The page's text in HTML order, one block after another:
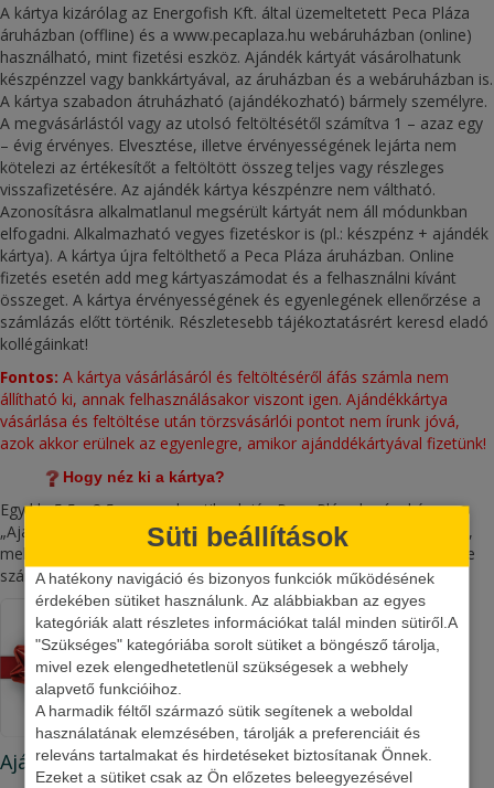
Süti beállítások
A hatékony navigáció és bizonyos funkciók működésének
érdekében sütiket használunk. Az alábbiakban az egyes
kategóriák alatt részletes információkat talál minden sütiről.A
"Szükséges" kategóriába sorolt sütiket a böngésző tárolja,
mivel ezek elengedhetetlenül szükségesek a webhely
alapvető funkcióihoz.
A harmadik féltől származó sütik segítenek a weboldal
használatának elemzésében, tárolják a preferenciáit és
releváns tartalmakat és hirdetéseket biztosítanak Önnek.
Ezeket a sütiket csak az Ön előzetes beleegyezésével
A kártya kizárólag az Energofish Kft. által üzemeltetett Peca Pláza
áruházban (offline) és a www.pecaplaza.hu webáruházban (online)
használható, mint fizetési eszköz. Ajándék kártyát vásárolhatunk
készpénzzel vagy bankkártyával, az áruházban és a webáruházban is.
A kártya szabadon átruházható (ajándékozható) bármely személyre.
A megvásárlástól vagy az utolsó feltöltésétől számítva 1 – azaz egy
– évig érvényes. Elvesztése, illetve érvényességének lejárta nem
kötelezi az értékesítőt a feltöltött összeg teljes vagy részleges
visszafizetésére. Az ajándék kártya készpénzre nem váltható.
Azonosításra alkalmatlanul megsérült kártyát nem áll módunkban
elfogadni. Alkalmazható vegyes fizetéskor is (pl.: készpénz + ajándék
kártya). A kártya újra feltölthető a Peca Pláza áruházban. Online
fizetés esetén add meg kártyaszámodat és a felhasználni kívánt
összeget. A kártya érvényességének és egyenlegének ellenőrzése a
számlázás előtt történik. Részletesebb tájékoztatásrért keresd eladó
kollégáinkat!
Fontos: A kártya vásárlásáról és feltöltéséről áfás számla nem
állítható ki, annak felhasználásakor viszont igen. Ajándékkártya
vásárlása és feltöltése után törzsvásárlói pontot nem írunk jóvá,
azok akkor erülnek az egyenlegre, amikor ajánddékártyával fizetünk!
Hogy néz ki a kártya?
Egy kb. 5,5 x 8,5 cm-es plasztik, elején Peca Pláza logóval és
„Ajándék kártya” dekorációval. Hátoldalán találjuk a kártyaszámot,
mely alatt ugyanez vonalkódként is látható. Fizetéskor kollégáink e
számsor alapján fogják azonosítani a fizetőeszközt.
Ajándék kártyás termékeink